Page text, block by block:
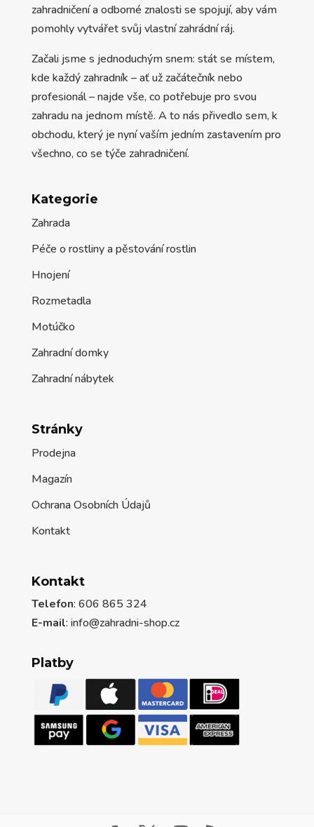
zahradničení a odborné znalosti se spojují, aby vám
pomohly vytvářet svůj vlastní zahrádní ráj.
Začali jsme s jednoduchým snem: stát se místem,
kde každý zahradník – ať už začátečník nebo
profesionál – najde vše, co potřebuje pro svou
zahradu na jednom místě. A to nás přivedlo sem, k
obchodu, který je nyní vaším jedním zastavením pro
všechno, co se týče zahradničení.
Kategorie
Zahrada
Péče o rostliny a pěstování rostlin
Hnojení
Rozmetadla
Motúčko
Zahradní domky
Zahradní nábytek
Stránky
Prodejna
Magazín
Ochrana Osobních Údajů
Kontakt
Kontakt
Telefon: 606 865 324
E-mail: info@zahradni-shop.cz
Platby